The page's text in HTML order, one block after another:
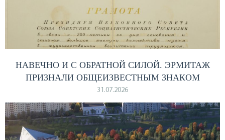
НАВЕЧНО И С ОБРАТНОЙ СИЛОЙ. ЭРМИТАЖ
ПРИЗНАЛИ ОБЩЕИЗВЕСТНЫМ ЗНАКОМ
31.07.2026